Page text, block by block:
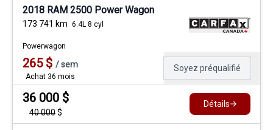
2018 RAM 2500 Power Wagon
173 741 km 6.4L 8 cyl
Powerwagon
265$ /sem
Achat 36 mois
Soyez préqualifié
36 000 $
40 000$
Détails